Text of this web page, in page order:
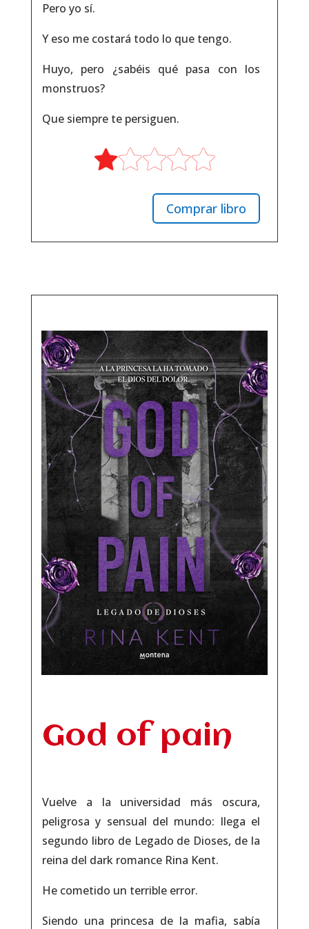
Pero yo sí.
Y eso me costará todo lo que tengo.
Huyo, pero ¿sabéis qué pasa con los
monstruos?
Que siempre te persiguen.
Comprar libro
God of pain
Vuelve a la universidad más oscura,
peligrosa y sensual del mundo: llega el
segundo libro de Legado de Dioses, de la
reina del dark romance Rina Kent.
He cometido un terrible error.
Siendo una princesa de la mafia, sabía